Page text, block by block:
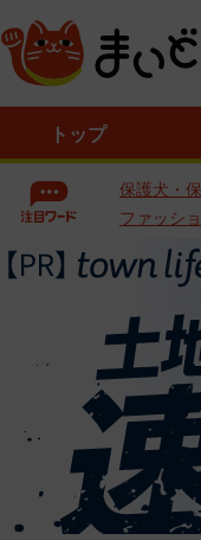
トップ
保護犬・
ファッシ